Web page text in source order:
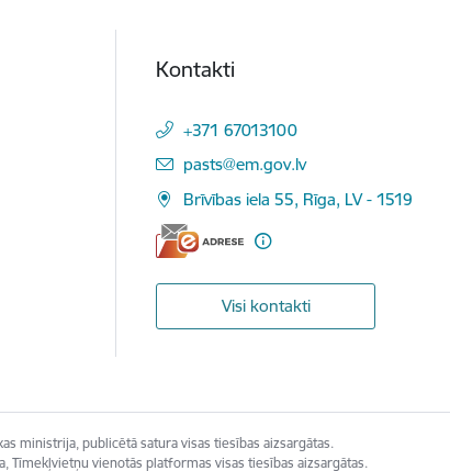
Kontakti
+371 67013100
E-pasts:
pasts@em.gov.lv
Brīvības iela 55, Rīga, LV - 1519
Visi kontakti
ministrija, publicētā satura visas tiesības aizsargātas.
Tīmekļvietņu vienotās platformas visas tiesības aizsargātas.